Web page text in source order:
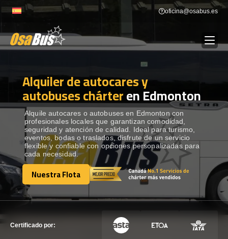
to
oficina@osabus.es
ALQUILER DE AUTOCARES
DESTINOS Show dropdown
RECORRIDAS Show dropdown
FLOTA
Alquiler de autocares y
autobuses chárteren Edmonton
Alquile autocares o autobuses en Edmonton con
profesionales locales que garantizan comodidad,
seguridad y atención de calidad. Ideal para turismo,
eventos, bodas o traslados, disfrute de un servicio
flexible y confiable con opciones personalizadas para
cada necesidad.
Nuestra Flota
Nuestra Flota
Certificado por: